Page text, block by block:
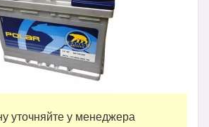
уточняйте у менеджера